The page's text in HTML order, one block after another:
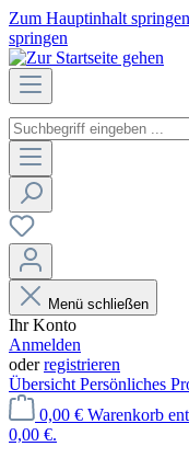
Zum Hauptinhalt springen
springen
Menü schließen
Ihr Konto
Anmelden
oderregistrieren
Übersicht Persönliches
0,00 € Warenkorb
0,00 €.